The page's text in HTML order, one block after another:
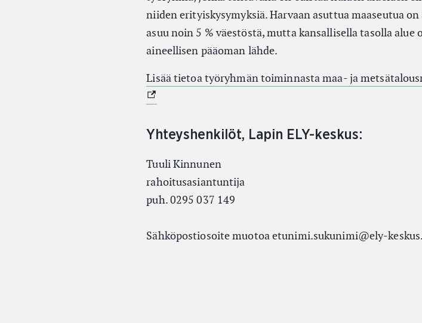
niiden erityiskysymyksiä. Harvaan asuttua maaseutua
asuu noin 5 % väestöstä, mutta kansallisella tasolla
aineellisen pääoman lähde.
Lisää tietoa työryhmän toiminnasta maa- ja
Yhteyshenkilöt, Lapin ELY-keskus:
Tuuli Kinnunen
rahoitusasiantuntija
puh. 0295 037 149
Sähköpostiosoite muotoa etunimi.sukunimi@ely-